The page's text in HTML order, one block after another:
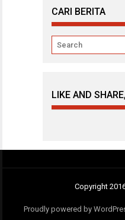
CARI BERITA
LIKE AND
Copyright
Proudly powered by